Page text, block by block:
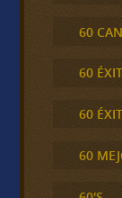
60
60
60
60